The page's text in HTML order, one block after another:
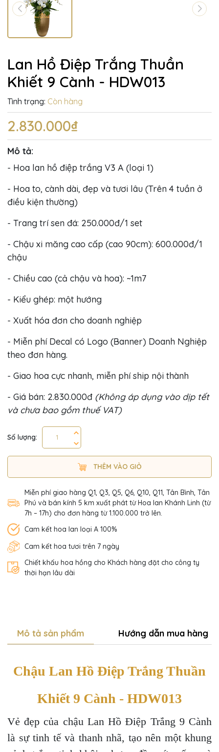
Lan Hồ Điệp Trắng Thuần
Khiết 9 Cành - HDW013
Tình trạng: Còn hàng
2.830.000₫
Mô tả:
- Hoa lan hồ điệp trắng V3 A (loại 1)
- Hoa to, cành dài, đẹp và tươi lâu (Trên 4 tuần ở
điều kiện thường)
- Trang trí sen đá: 250.000đ/1 set
- Chậu xi măng cao cấp (cao 90cm): 600.000đ/1
chậu
- Chiều cao (cả chậu và hoa): ~1m7
- Kiểu ghép: một hướng
- Xuất hóa đơn cho doanh nghiệp
- Miễn phí Decal có Logo (Banner) Doanh Nghiệp
theo đơn hàng.
- Giao hoa cực nhanh, miễn phí ship nội thành
- Giá bán: 2.830.000đ (Không áp dụng vào dịp tết
và chưa bao gồm thuế VAT)
Số lượng:
THÊM VÀO GIỎ
Miễn phí giao hàng Q1, Q3, Q5, Q6, Q10, Q11, Tân Bình, Tân
Phú và bán kính 5 km xuất phát từ Hoa lan Khánh Linh (từ
7h – 17h) cho đơn hàng từ 1.100.000 trở lên.
Cam kết hoa lan loại A 100%
Cam kết hoa tươi trên 7 ngày
Chiết khấu hoa hồng cho Khách hàng đặt cho công ty
thời hạn lâu dài
Mô tả sản phẩm Hướng dẫn mua hàng
Chậu Lan Hồ Điệp Trắng Thuần
Khiết 9 Cành - HDW013
Vẻ đẹp của chậu Lan Hồ Điệp Trắng 9 Cành
là sự tinh tế và thanh nhã, tạo nên một khung